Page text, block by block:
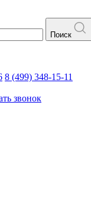
Поиск
8 (499) 348-15-11
звонок